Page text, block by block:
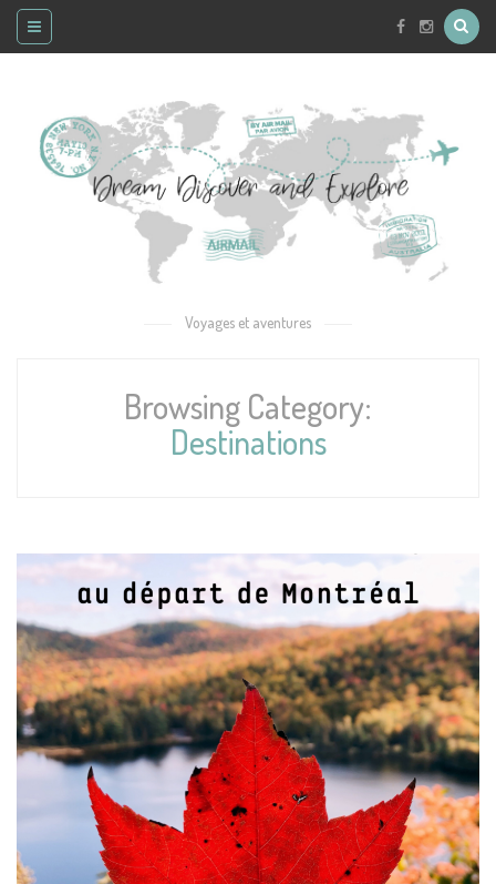
Voyages et aventures
Browsing Category:
Destinations